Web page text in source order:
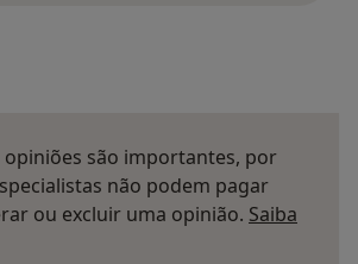
opiniões são importantes, por
não podem pagar
ou excluir uma opinião. Saiba